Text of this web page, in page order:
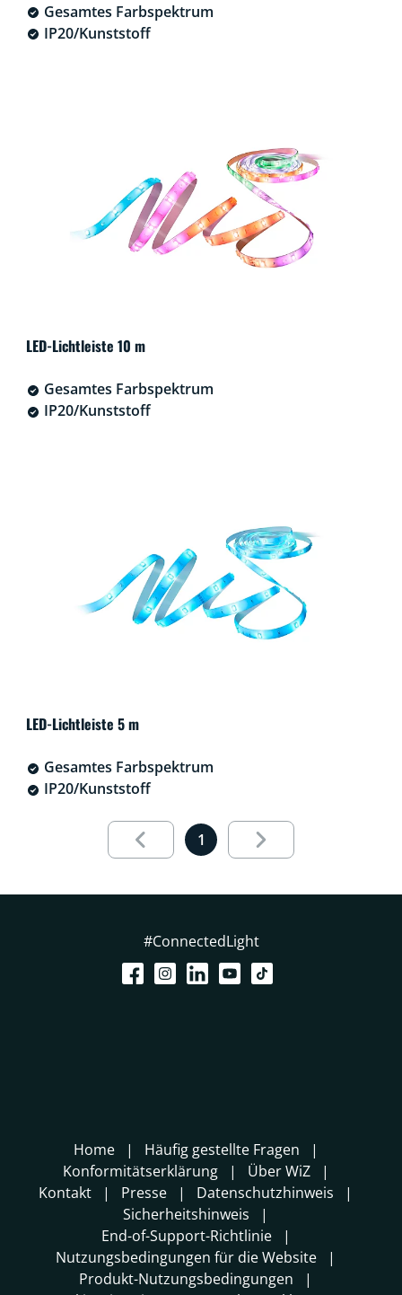
Gesamtes Farbspektrum
IP20/Kunststoff
LED-Lichtleiste 10 m
Gesamtes Farbspektrum
IP20/Kunststoff
LED-Lichtleiste 5 m
Gesamtes Farbspektrum
IP20/Kunststoff
Results page 1 out of 1 loaded
1
#ConnectedLight
Home
Häufig gestellte Fragen
Konformitätserklärung
Über WiZ
Kontakt
Presse
Datenschutzhinweis
Sicherheitshinweis
End-of-Support-Richtlinie
Nutzungsbedingungen für die Website
Produkt-Nutzungsbedingungen